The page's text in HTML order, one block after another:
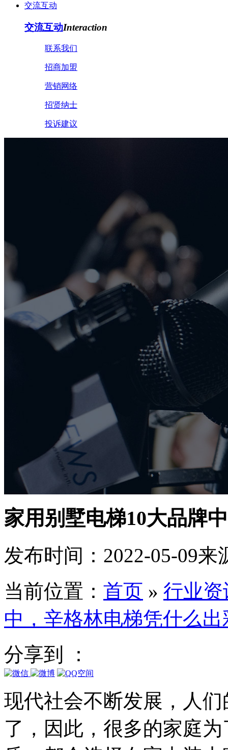
交流互动
交流互动Interaction
联系我们
招商加盟
营销网络
招贤纳士
投诉建议
家用别墅电梯10大品牌
发布时间：2022-05-09来
当前位置： 首页 » 行业资
中，辛格林电梯凭什么出
分享到 ：
现代社会不断发展，人
了，因此，很多的家庭